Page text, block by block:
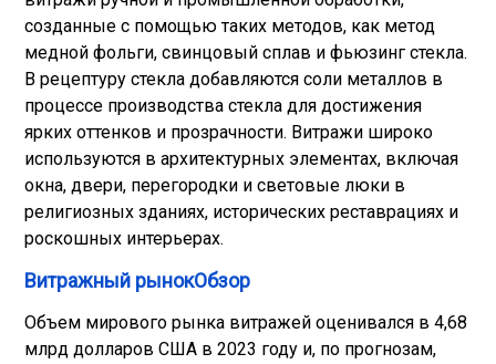
созданные с помощью таких методов, как метод
медной фольги, свинцовый сплав и фьюзинг стекла.
В рецептуру стекла добавляются соли металлов в
процессе производства стекла для достижения
ярких оттенков и прозрачности. Витражи широко
используются в архитектурных элементах, включая
окна, двери, перегородки и световые люки в
религиозных зданиях, исторических реставрациях и
роскошных интерьерах.
Витражный рынокОбзор
Объем мирового рынка витражей оценивался в 4,68
млрд долларов США в 2023 году и, по прогнозам,